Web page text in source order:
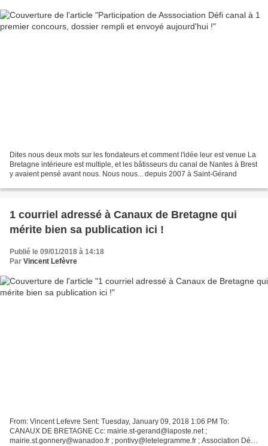
Dites nous deux mots sur les fondateurs et comment l'idée leur est venue La
Bretagne intérieure est multiple, et les bâtisseurs du canal de Nantes à Brest
y avaient pensé avant nous. Nous nous... depuis 2007 à Saint-Gérand
1 courriel adressé à Canaux de Bretagne qui
mérite bien sa publication ici !
Publié le 09/01/2018 à 14:18
Par Vincent Lefèvre
From: Vincent Lefevre Sent: Tuesday, January 09, 2018 1:06 PM To:
CANAUX DE BRETAGNE Cc: mairie.st-gerand@laposte.net ;
mairie.st.gonnery@wanadoo.fr ; pontivy@letelegramme.fr ; Association Défi